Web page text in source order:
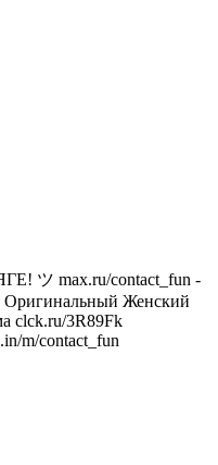
ツ max.ru/contact_fun -
Оригинальный Женский
clck.ru/3R89Fk
m/contact_fun